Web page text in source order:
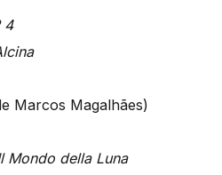
4
Marcos Magalhães)
Mondo della Luna